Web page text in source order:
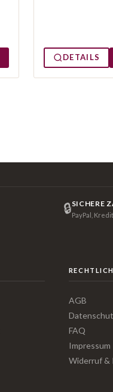
DETAILS
🔒SICHERE
PayPal,
AGB
FAQ
Impressum
Widerruf &